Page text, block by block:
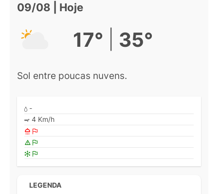
09/08 | Hoje
17° 35°
Sol entre poucas nuvens.
-
4 Km/h
LEGENDA